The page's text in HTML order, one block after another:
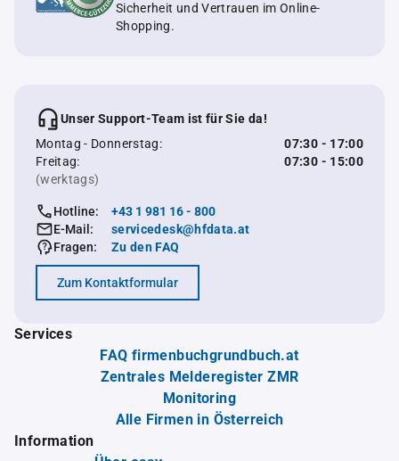
Sicherheit und Vertrauen im Online-
Shopping.
Unser Support-Team ist für Sie da!
Montag - Donnerstag:
07:30 - 17:00
Freitag:
07:30 - 15:00
(werktags)
Hotline:
+43 1 981 16 - 800
E-Mail:
servicedesk@hfdata.at
Fragen:
Zu den FAQ
Zum Kontaktformular
Services
FAQ firmenbuchgrundbuch.at
Zentrales Melderegister ZMR
Monitoring
Alle Firmen in Österreich
Information